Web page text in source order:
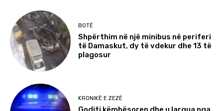
BOTË
Shpërthim në një minibus në periferi
të Damaskut, dy të vdekur dhe 13 të
plagosur
KRONIKË E ZEZË